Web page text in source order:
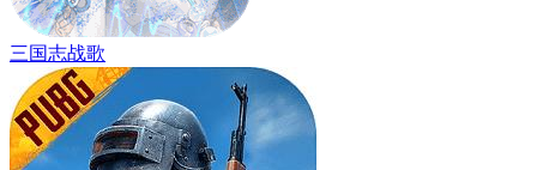
三国志战歌